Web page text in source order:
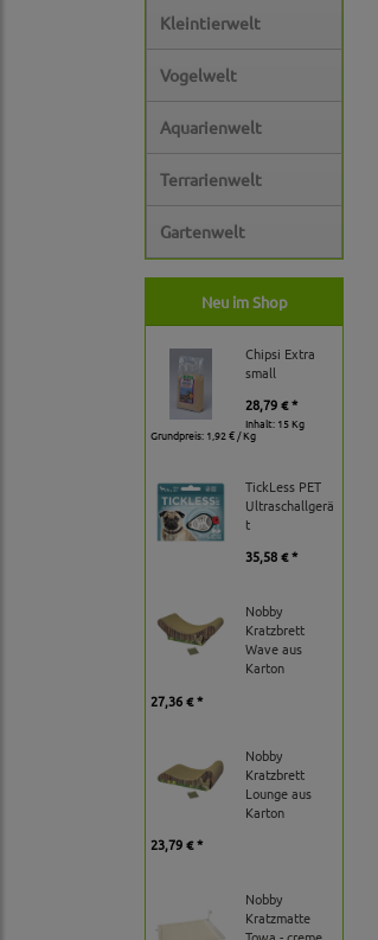
Kleintierwelt
Vogelwelt
Aquarienwelt
Terrarienwelt
Gartenwelt
Neu im Shop
Chipsi Extra
small
28,79 € *
Inhalt: 15 Kg
Grundpreis: 1,92 € / Kg
TickLess PET
Ultraschallgerä
t
35,58 € *
Nobby
Kratzbrett
Wave aus
Karton
27,36 € *
Nobby
Kratzbrett
Lounge aus
Karton
23,79 € *
Nobby
Kratzmatte
Towa - creme